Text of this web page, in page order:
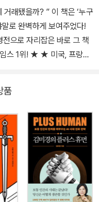
래됐을까? ” 이 책은 ‘누구
으로 자리잡은 바로 그 책
었다. 이 책은 제목 그대로
‘경험과 지식’을 ‘메시지’로
인 기업가의 세계로 안내한
상담사가 되고, 자동차 좋아
좋아하는 동료는 기업교
회사 직원은 개인 자산관리
‘가치’에 따라 돈을 벌기
있다. 브렌드 버처
품